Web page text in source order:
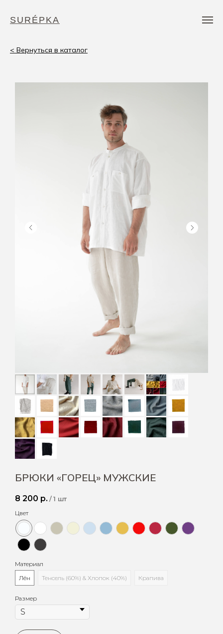
SURÉPKA
< Вернуться в каталог
БРЮКИ «ГОРЕЦ» МУЖСКИЕ
8 200 р. / 1 шт
Цвет
Материал
Лён
Тенсель (60%) & Хлопок (40%) Крапива
Размер